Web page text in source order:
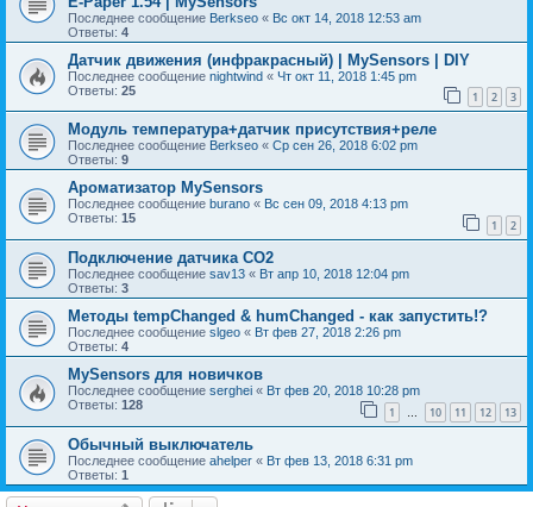
Последнее сообщение Berkseo « Вс окт 14, 2018 12:53 am
Ответы: 4
Датчик движения (инфракрасный) | MySensors | DIY
Последнее сообщение nightwind « Чт окт 11, 2018 1:45 pm
Ответы: 25 1 2 3
Модуль температура+датчик присутствия+реле
Последнее сообщение Berkseo « Ср сен 26, 2018 6:02 pm
Ответы: 9
Ароматизатор MySensors
Последнее сообщение burano « Вс сен 09, 2018 4:13 pm
Ответы: 15 1 2
Подключение датчика CO2
Последнее сообщение sav13 « Вт апр 10, 2018 12:04 pm
Ответы: 3
Методы tempChanged & humChanged - как запустить!?
Последнее сообщение slgeo « Вт фев 27, 2018 2:26 pm
Ответы: 4
MySensors для новичков
Последнее сообщение serghei « Вт фев 20, 2018 10:28 pm
Ответы: 128 1 … 10 11 12 13
Обычный выключатель
Последнее сообщение ahelper « Вт фев 13, 2018 6:31 pm
Ответы: 1